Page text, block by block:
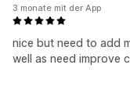
nice but need to add
well as need improve
3 monate mit der App